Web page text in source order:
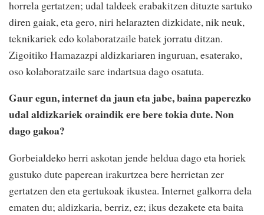
horrela gertatzen; udal taldeek erabakitzen dituzte sartuko
diren gaiak, eta gero, niri helarazten dizkidate, nik neuk,
teknikariek edo kolaboratzaile batek jorratu ditzan.
Zigoitiko Hamazazpi aldizkariaren inguruan, esaterako,
oso kolaboratzaile sare indartsua dago osatuta.
Gaur egun, internet da jaun eta jabe, baina paperezko
udal aldizkariek oraindik ere bere tokia dute. Non
dago gakoa?
Gorbeialdeko herri askotan jende heldua dago eta horiek
gustuko dute paperean irakurtzea bere herrietan zer
gertatzen den eta gertukoak ikustea. Internet galkorra dela
ematen du; aldizkaria, berriz, ez; ikus dezakete eta baita